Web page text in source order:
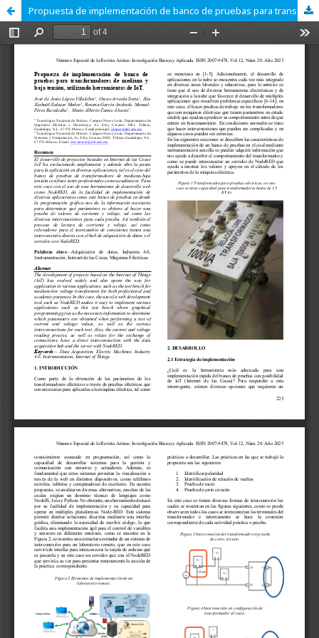
Propuesta de implementación de banco de pruebas para transformadores de mediana y baja tensión, utilizando herramientas de IoT.